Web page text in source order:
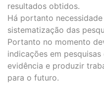
resultados obtidos.
Há portanto
sistematização das
Portanto no momento
indicações em
evidência e produzir
para o futuro.